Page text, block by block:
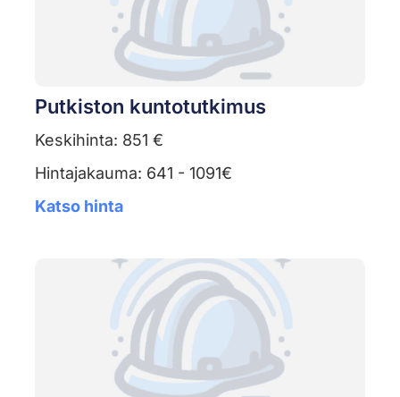
Putkiston kuntotutkimus
Keskihinta: 851 €
Hintajakauma: 641 - 1091€
Katso hinta